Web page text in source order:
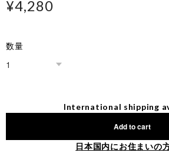
¥4,280
数量
International shipping
Add to cart
日本国内にお住まいの